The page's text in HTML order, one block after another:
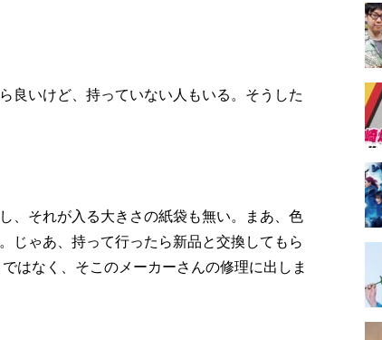
良いけど、持っていない人もいる。そうした
、それが入る大きさの紙袋も無い。まあ、色
じゃあ、持って行ったら新品と交換してもら
はなく、そこのメーカーさんの修理に出しま